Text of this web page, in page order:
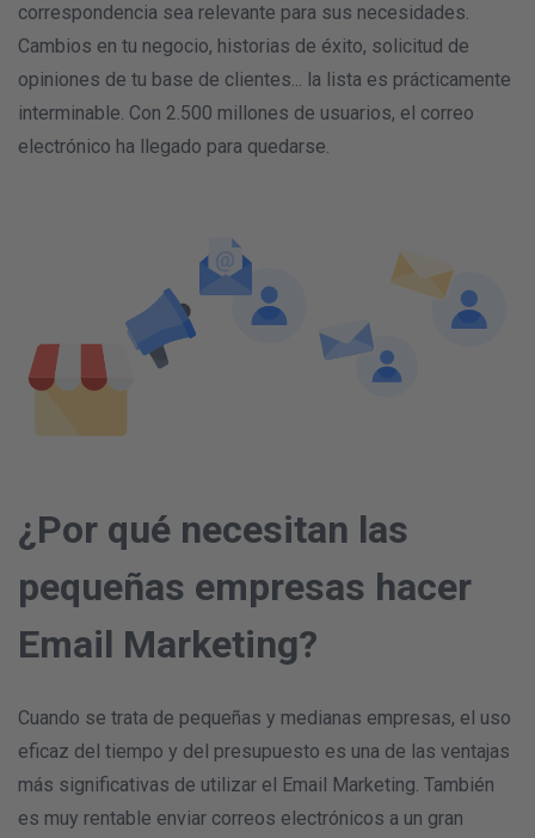
correspondencia sea relevante para sus necesidades.
Cambios en tu negocio, historias de éxito, solicitud de
opiniones de tu base de clientes... la lista es prácticamente
interminable. Con 2.500 millones de usuarios, el correo
electrónico ha llegado para quedarse.
¿Por qué necesitan las
pequeñas empresas hacer
Email Marketing?
Cuando se trata de pequeñas y medianas empresas, el uso
eficaz del tiempo y del presupuesto es una de las ventajas
más significativas de utilizar el Email Marketing. También
es muy rentable enviar correos electrónicos a un gran